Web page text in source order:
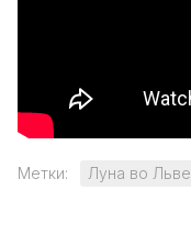
Метки: Луна во Льве